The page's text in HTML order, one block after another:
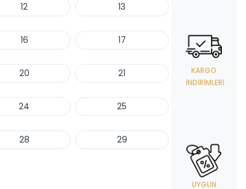
12 13
16 17
20 21
24 25
28 29
KARGO
İNDIRIMLERI
UYGUN